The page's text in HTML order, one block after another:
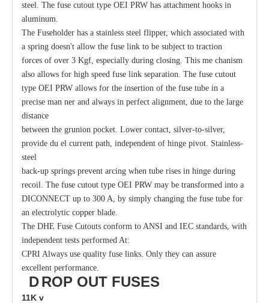
steel. The fuse cutout type OEI PRW has attachment hooks in
aluminum.
The Fuseholder has a stainless steel flipper, which associated with
a spring doesn't allow the fuse link to be subject to traction
forces of over 3 Kgf, especially during closing. This me chanism
also allows for high speed fuse link separation. The fuse cutout
type OEI PRW allows for the insertion of the fuse tube in a
precise man ner and always in perfect alignment, due to the large
distance
between the grunion pocket. Lower contact, silver-to-silver,
provide du el current path, independent of hinge pivot. Stainless-
steel
back-up springs prevent arcing when tube rises in hinge during
recoil. The fuse cutout type OEI PRW may be transformed into a
DICONNECT up to 300 A, by simply changing the fuse tube for
an electrolytic copper blade.
The DHE Fuse Cutouts conform to ANSI and IEC standards, with
independent tests performed At:
CPRI Always use quality fuse links. Only they can assure
excellent performance.
DROP OUT FUSES
11K v